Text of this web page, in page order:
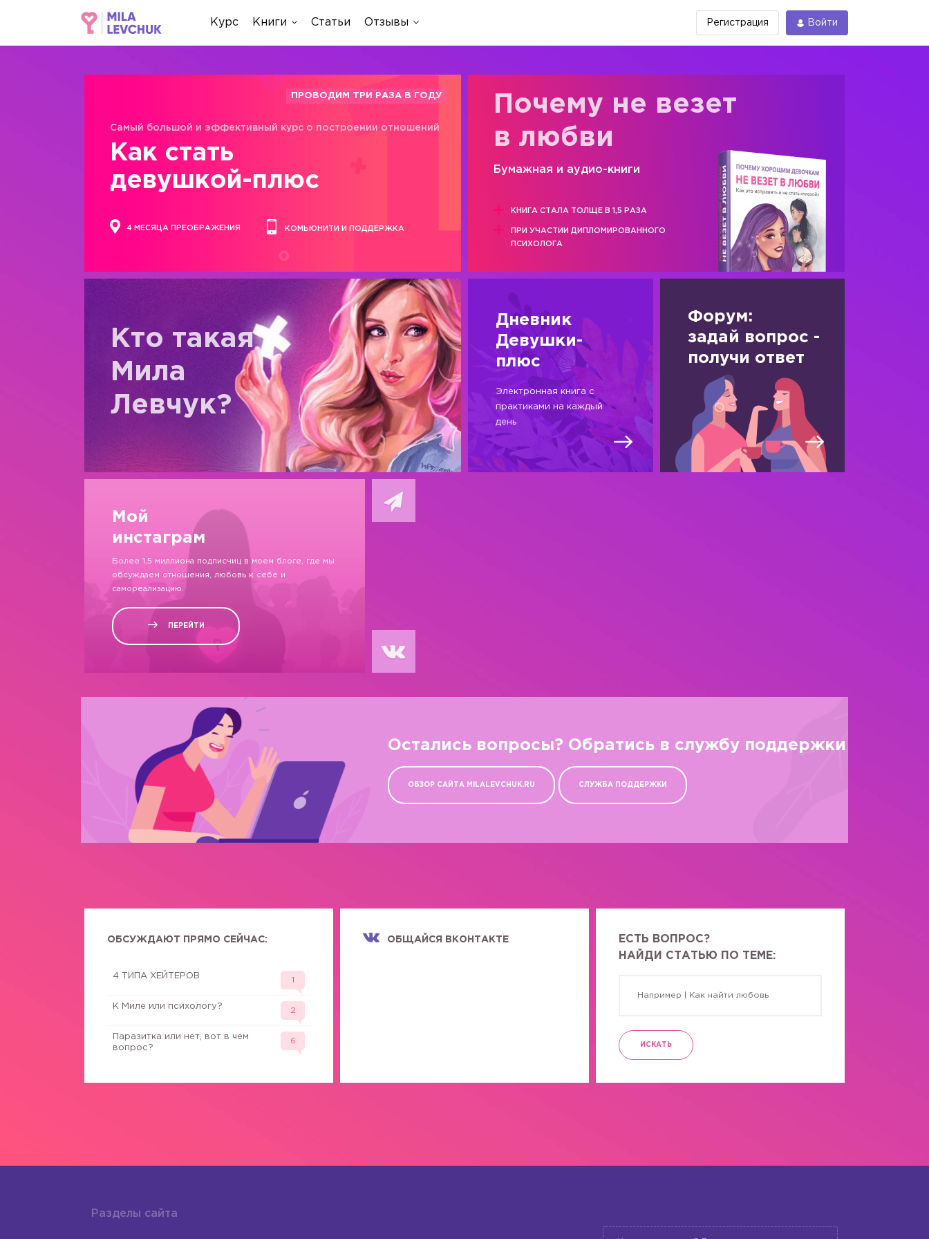
Курс Книги Статьи Отзывы Регистрация Войти
ПРОВОДИМ ТРИ РАЗА В ГОДУ
Самый большой и эффективный курс о построении отношений
Как стать
девушкой-плюс
4 МЕСЯЦА ПРЕОБРАЖЕНИЯ КОМЬЮНИТИ И ПОДДЕРЖКА
Почему не везет
в любви
Бумажная и аудио-книги
КНИГА СТАЛА ТОЛЩЕ В 1,5 РАЗА
ПРИ УЧАСТИИ ДИПЛОМИРОВАННОГО
ПСИХОЛОГА
Кто такая
Мила
Левчук?
Дневник
Девушки-
плюс
Электронная книга с
практиками на каждый
день
Форум:
задай вопрос -
получи ответ
Мой
инстаграм
Более 1,5 миллиона подписчиц в моем блоге, где мы
обсуждаем отношения, любовь к себе и
самореализацию.
ПЕРЕЙТИ
Остались вопросы? Обратись в службу поддержки
ОБЗОР САЙТА MILALEVCHUK.RU СЛУЖБА ПОДДЕРЖКИ
ОБСУЖДАЮТ ПРЯМО СЕЙЧАС:
4 ТИПА ХЕЙТЕРОВ
1
К Миле или психологу?
2
Паразитка или нет, вот в чем
вопрос?
6
ОБЩАЙСЯ ВКОНТАКТЕ
ЕСТЬ ВОПРОС?
НАЙДИ СТАТЬЮ ПО ТЕМЕ:
ИСКАТЬ
Разделы сайта